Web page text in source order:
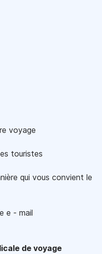
voyage
touristes
qui vous convient le
e - mail
de voyage